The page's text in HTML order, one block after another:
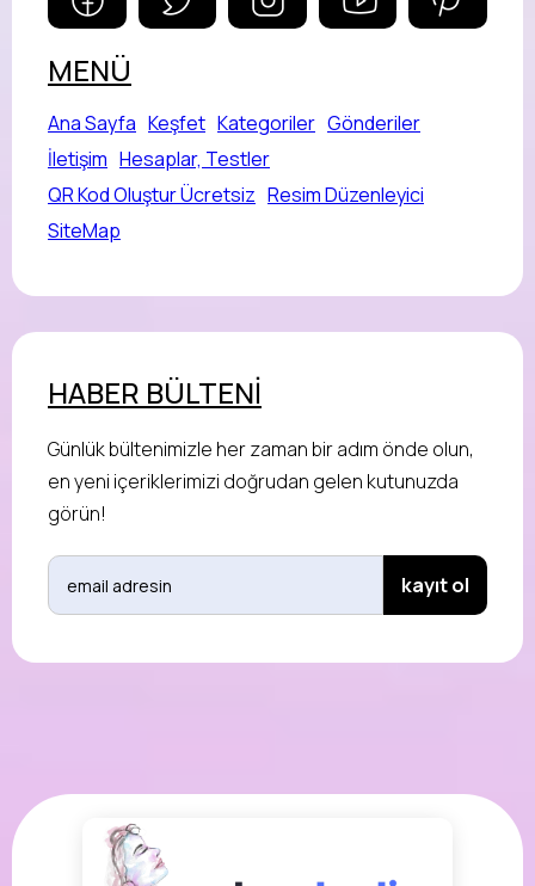
MENÜ
Ana Sayfa Keşfet Kategoriler Gönderiler
İletişim Hesaplar, Testler
QR Kod Oluştur Ücretsiz Resim Düzenleyici
SiteMap
HABER BÜLTENİ
Günlük bültenimizle her zaman bir adım önde olun,
en yeni içeriklerimizi doğrudan gelen kutunuzda
görün!